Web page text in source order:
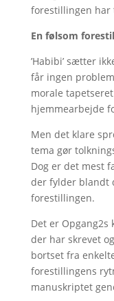
forestillingen har
En følsom
’Habibi’ sætter
får ingen
morale
hjemmearbejde
Men det klare
tema gør
Dog er det mest
der fylder blandt
forestillingen.
Det er Opgang2s
der har skrevet
bortset fra
forestillingens
manuskriptet